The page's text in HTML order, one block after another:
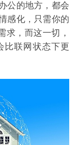
公的地方，都会
感化，只需你的
求，而这一切，
比联网状态下更